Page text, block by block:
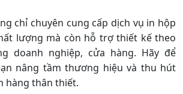
chỉ chuyên cung cấp dịch vụ in hộp
lượng mà còn hỗ trợ thiết kế theo
doanh nghiệp, cửa hàng. Hãy để
nâng tầm thương hiệu và thu hút
hàng thân thiết.